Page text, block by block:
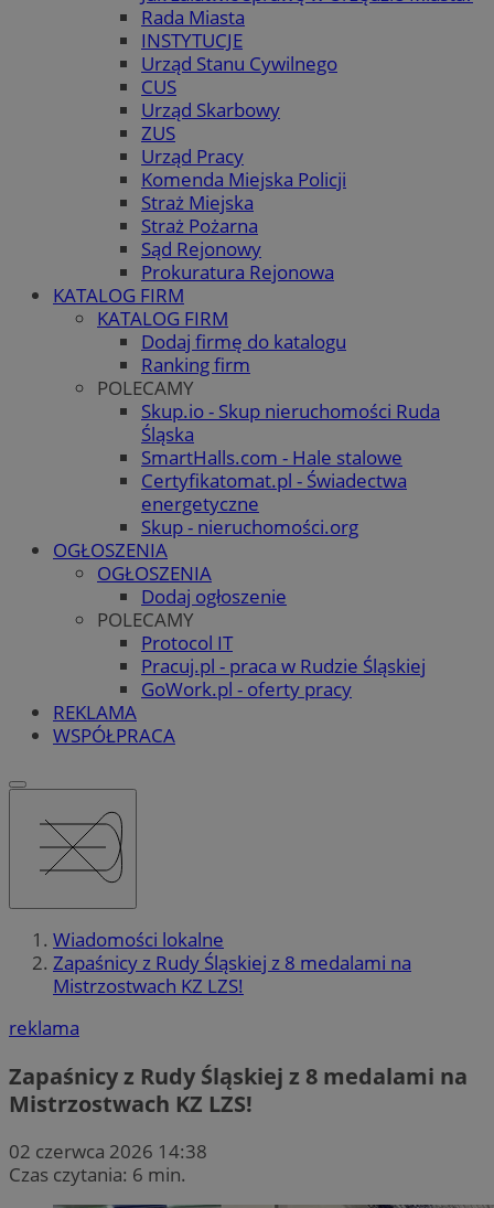
Rada Miasta
INSTYTUCJE
Urząd Stanu Cywilnego
CUS
Urząd Skarbowy
ZUS
Urząd Pracy
Komenda Miejska Policji
Straż Miejska
Straż Pożarna
Sąd Rejonowy
Prokuratura Rejonowa
KATALOG FIRM
KATALOG FIRM
Dodaj firmę do katalogu
Ranking firm
POLECAMY
Skup.io - Skup nieruchomości Ruda
Śląska
SmartHalls.com - Hale stalowe
Certyfikatomat.pl - Świadectwa
energetyczne
Skup - nieruchomości.org
OGŁOSZENIA
OGŁOSZENIA
Dodaj ogłoszenie
POLECAMY
Protocol IT
Pracuj.pl - praca w Rudzie Śląskiej
GoWork.pl - oferty pracy
REKLAMA
WSPÓŁPRACA
Wiadomości lokalne
Zapaśnicy z Rudy Śląskiej z 8 medalami na
Mistrzostwach KZ LZS!
reklama
Zapaśnicy z Rudy Śląskiej z 8 medalami na
Mistrzostwach KZ LZS!
02 czerwca 2026 14:38
Czas czytania: 6 min.